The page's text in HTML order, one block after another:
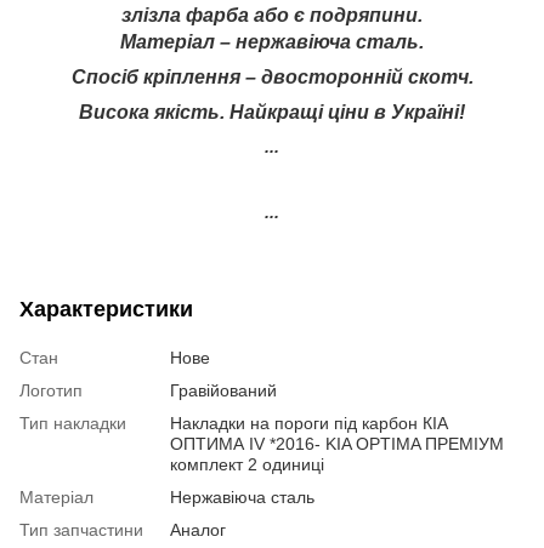
злізла фарба або є подряпини.
Матеріал – нержавіюча сталь.
Спосіб кріплення – двосторонній скотч.
Висока якість. Найкращі ціни в Україні!
...
...
Характеристики
Стан
Нове
Логотип
Гравійований
Тип накладки
Накладки на пороги під карбон КІА
ОПТИМА IV *2016- KIA OPTIMA ПРЕМІУМ
комплект 2 одиниці
Матеріал
Нержавіюча сталь
Тип запчастини
Аналог